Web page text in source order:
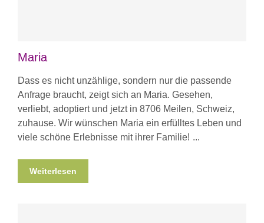
Maria
Dass es nicht unzählige, sondern nur die passende
Anfrage braucht, zeigt sich an Maria. Gesehen,
verliebt, adoptiert und jetzt in 8706 Meilen, Schweiz,
zuhause. Wir wünschen Maria ein erfülltes Leben und
viele schöne Erlebnisse mit ihrer Familie!
Weiterlesen